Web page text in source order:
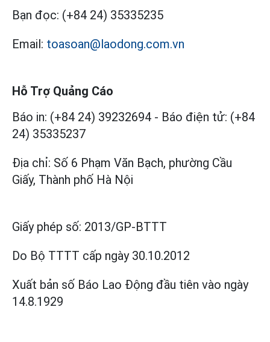
Bạn đọc: (+84 24) 35335235
Email: toasoan@laodong.com.vn
Hỗ Trợ Quảng Cáo
Báo in: (+84 24) 39232694 - Báo điện tử: (+84
24) 35335237
Địa chỉ: Số 6 Phạm Văn Bạch, phường Cầu
Giấy, Thành phố Hà Nội
Giấy phép số: 2013/GP-BTTT
Do Bộ TTTT cấp ngày 30.10.2012
Xuất bản số Báo Lao Động đầu tiên vào ngày
14.8.1929